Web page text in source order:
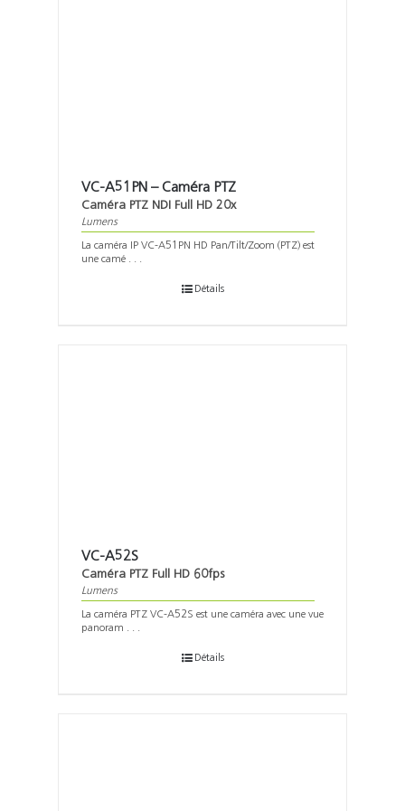
VC-A51PN – Caméra PTZ
Caméra PTZ NDI Full HD 20x
Lumens
La caméra IP VC-A51PN HD Pan/Tilt/Zoom (PTZ) est
une camé . . .
Détails
VC-A52S
Caméra PTZ Full HD 60fps
Lumens
La caméra PTZ VC-A52S est une caméra avec une vue
panoram . . .
Détails